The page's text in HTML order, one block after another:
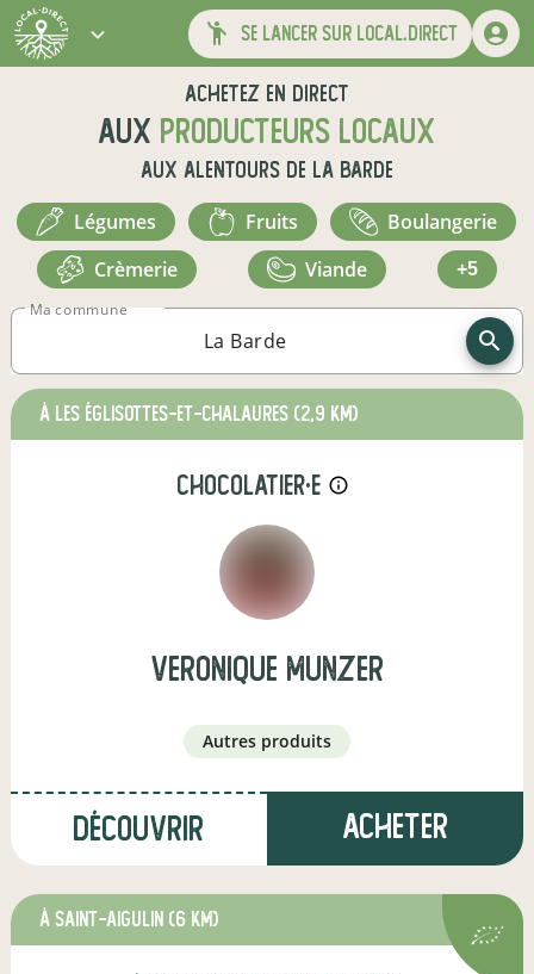
se lancer sur local.direct
Achetez en direct
aux producteurs locaux
aux alentours de La Barde
légumes fruits
boulangerie
crèmerie
viande +5
Ma commune
à Les Églisottes-et-Chalaures (2,9 km)
chocolatier·e info_outline
veronique munzer
autres produits
Découvrir Acheter
à Saint-Aigulin (6 km)